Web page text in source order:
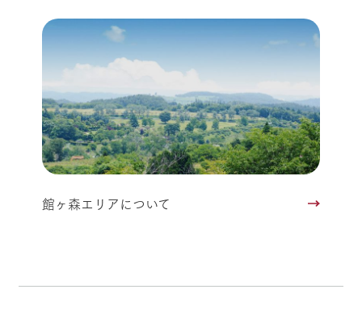
館ヶ森エリアについて